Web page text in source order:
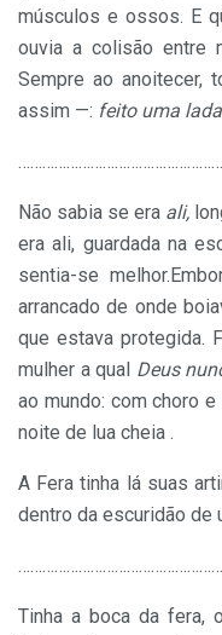
músculos e ossos. E
ouvia a colisão entre
Sempre ao anoitecer,
assim —: feito uma
Não sabia se era ali,
era ali, guardada na
sentia-se
arrancado de onde
que estava protegida.
mulher a qual Deus
ao mundo: com choro
noite de lua cheia .
A Fera tinha lá suas
dentro da escuridão de
Tinha a boca da fera,